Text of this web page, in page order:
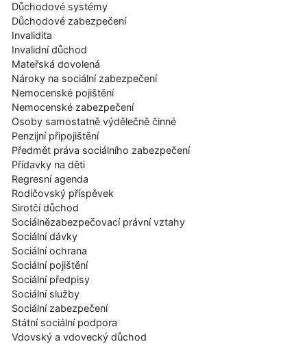
Důchodové systémy
Důchodové zabezpečení
Invalidita
Invalidní důchod
Mateřská dovolená
Nároky na sociální zabezpečení
Nemocenské pojištění
Nemocenské zabezpečení
Osoby samostatně výdělečně činné
Penzijní připojištění
Předmět práva sociálního zabezpečení
Přídavky na děti
Regresní agenda
Rodičovský příspěvek
Sirotčí důchod
Sociálnězabezpečovací právní vztahy
Sociální dávky
Sociální ochrana
Sociální pojištění
Sociální předpisy
Sociální služby
Sociální zabezpečení
Státní sociální podpora
Vdovský a vdovecký důchod